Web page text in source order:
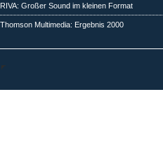
RIVA: Großer Sound im kleinen Format
Thomson Multimedia: Ergebnis 2000